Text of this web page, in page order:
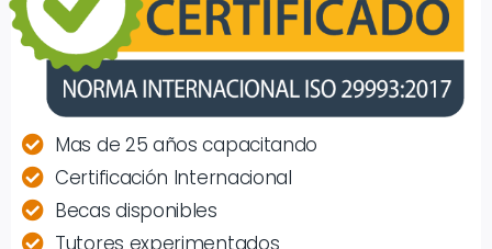
Mas de 25 años capacitando
Certificación Internacional
Becas disponibles
Tutores experimentados